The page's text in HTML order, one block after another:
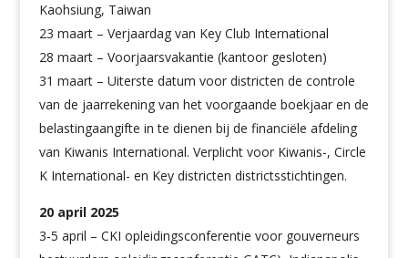
Kaohsiung, Taiwan
23 maart – Verjaardag van Key Club International
28 maart – Voorjaarsvakantie (kantoor gesloten)
31 maart – Uiterste datum voor districten de controle
van de jaarrekening van het voorgaande boekjaar en de
belastingaangifte in te dienen bij de financiële afdeling
van Kiwanis International. Verplicht voor Kiwanis-, Circle
K International- en Key districten districtsstichtingen.
20 april 2025
3-5 april – CKI opleidingsconferentie voor gouverneurs